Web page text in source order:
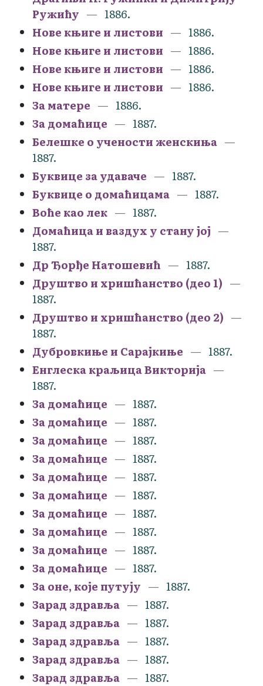
Ружићу
1886.
Нове књиге и листови
1886.
Нове књиге и листови
1886.
Нове књиге и листови
1886.
Нове књиге и листови
1886.
За матере
1886.
За домаћице
1887.
Белешке о учености женскиња
1887.
Буквице за удаваче
1887.
Буквице о домаћицама
1887.
Воће као лек
1887.
Домаћица и ваздух у стану јој
1887.
Др Ђорђе Натошевић
1887.
Друштво и хришћанство (део 1)
1887.
Друштво и хришћанство (део 2)
1887.
Дубровкиње и Сарајкиње
1887.
Енглеска краљица Викторија
1887.
За домаћице
1887.
За домаћице
1887.
За домаћице
1887.
За домаћице
1887.
За домаћице
1887.
За домаћице
1887.
За домаћице
1887.
За домаћице
1887.
За домаћице
1887.
За домаћице
1887.
За оне, које путују
1887.
Зарад здравља
1887.
Зарад здравља
1887.
Зарад здравља
1887.
Зарад здравља
1887.
Зарад здравља
1887.